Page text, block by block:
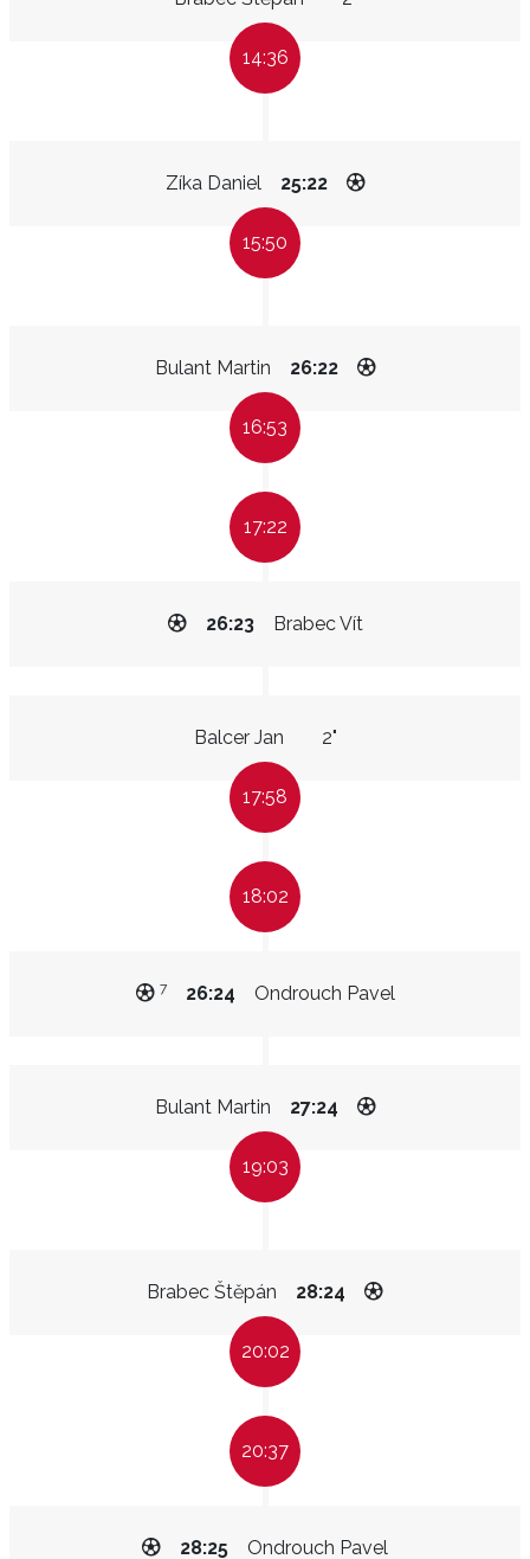
14:36
Zíka Daniel 25:22
15:50
Bulant Martin 26:22
16:53
17:22
Brabec Vít
26:23
Balcer Jan 2"
17:58
18:02
Ondrouch Pavel
26:24
7
Bulant Martin 27:24
19:03
Brabec Štěpán 28:24
20:02
20:37
Ondrouch Pavel
28:25